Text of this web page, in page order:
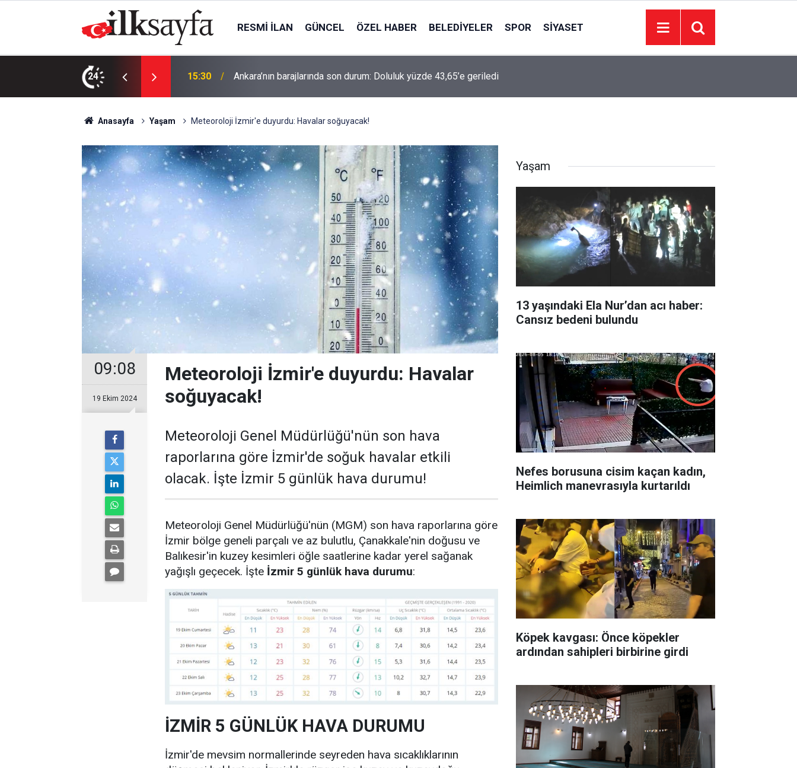
RESMI İLAN GÜNCEL ÖZEL HABER BELEDIYELER SPOR SIYASET
24
Doluluk yüzde 43,65’e geriledi 15:19 İsrail basınında Türkiye alarmı: Suriye’de 20 bin kişilik güç iddiası
Anasayfa Yaşam Meteoroloji İzmir'e duyurdu: Havalar soğuyacak!
09:08
19 Ekim 2024
Meteoroloji İzmir'e duyurdu: Havalar
soğuyacak!
Meteoroloji Genel Müdürlüğü'nün son hava
raporlarına göre İzmir'de soğuk havalar etkili
olacak. İşte İzmir 5 günlük hava durumu!
Meteoroloji Genel Müdürlüğü'nün (MGM) son hava raporlarına göre
İzmir bölge geneli parçalı ve az bulutlu, Çanakkale'nin doğusu ve
Balıkesir'in kuzey kesimleri öğle saatlerine kadar yerel sağanak
yağışlı geçecek. İşte İzmir 5 günlük hava durumu:
İZMİR 5 GÜNLÜK HAVA DURUMU
İzmir'de mevsim normallerinde seyreden hava sıcaklıklarının
Yaşam
13 yaşındaki Ela Nur’dan acı haber:
Cansız bedeni bulundu
Nefes borusuna cisim kaçan kadın,
Heimlich manevrasıyla kurtarıldı
Köpek kavgası: Önce köpekler
ardından sahipleri birbirine girdi